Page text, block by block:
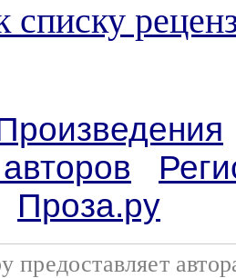
списку
Проза.ру
предоставляет